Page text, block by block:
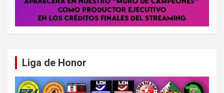
Liga de Honor